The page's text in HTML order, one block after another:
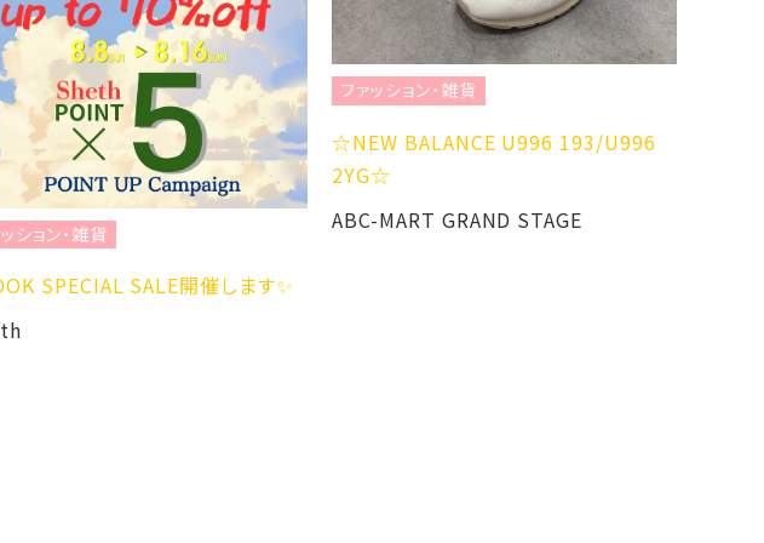
ション・雑貨
SPECIAL SALE開催します✨
ファッション・雑貨
☆NEW BALANCE U996 193/U996
2YG☆
ABC-MART GRAND STAGE